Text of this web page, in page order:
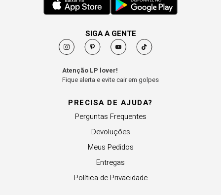
PRECISA DE AJUDA?
Perguntas Frequentes
Devoluções
Meus Pedidos
Entregas
Política de Privacidade
SIGA A GENTE
Atenção LP lover!
Fique alerta e evite cair em golpes